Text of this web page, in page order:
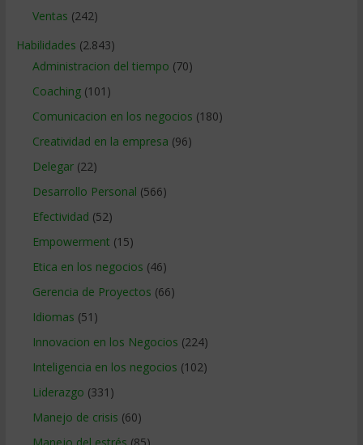
Ventas (242)
Habilidades (2.843)
Administracion del tiempo (70)
Coaching(101)
Comunicacion en los negocios (180)
Creatividad en la empresa (96)
Delegar(22)
Desarrollo Personal (566)
Efectividad (52)
Empowerment (15)
Etica en los negocios (46)
Gerencia de Proyectos (66)
Idiomas (51)
Innovacion en los Negocios (224)
Inteligencia en los negocios (102)
Liderazgo (331)
Manejo de crisis (60)